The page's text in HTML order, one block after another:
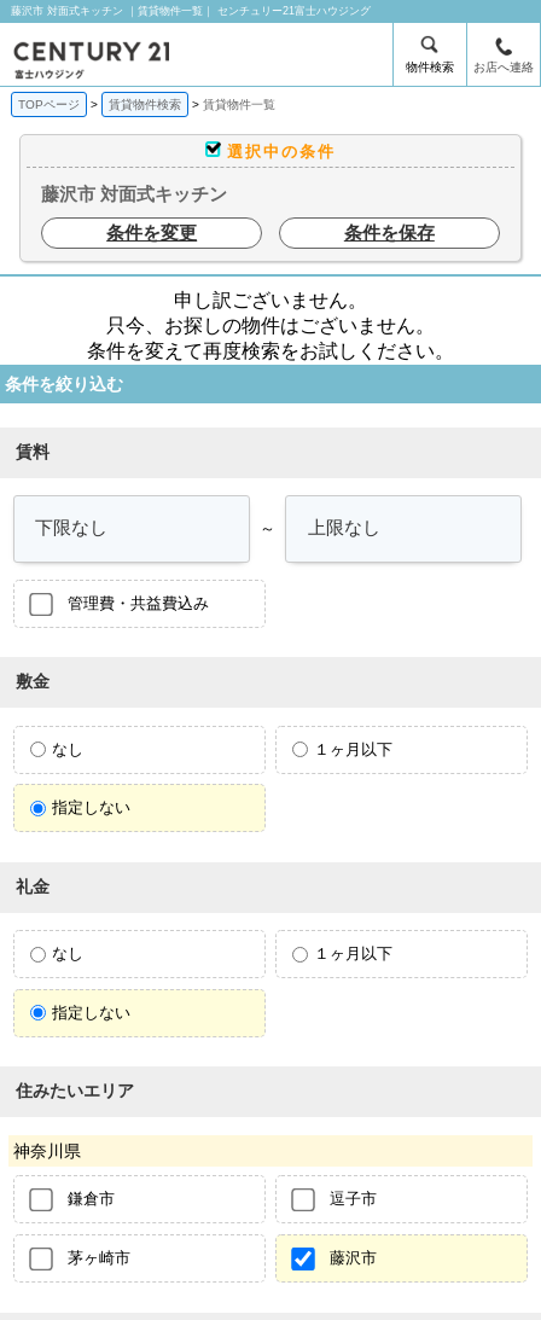
藤沢市 対面式キッチン ｜賃貸物件一覧｜ センチュリー21富士ハウジング
物件検索 お店へ連絡
TOPページ 賃貸物件検索 賃貸物件一覧
選択中の条件
藤沢市 対面式キッチン
条件を変更
条件を保存
申し訳ございません。
只今、お探しの物件はございません。
条件を変えて再度検索をお試しください。
条件を絞り込む
賃料
～
管理費・共益費込み
敷金
なし １ヶ月以下
指定しない
礼金
なし １ヶ月以下
指定しない
住みたいエリア
神奈川県
鎌倉市 逗子市
茅ヶ崎市 藤沢市